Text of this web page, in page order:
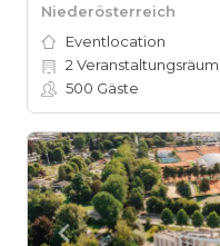
Niederösterreich
Eventlocation
2
500 Gäste